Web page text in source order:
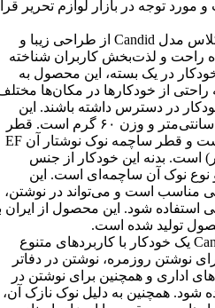
توجه در بازار لوازم تحریر
بسته 6 عددی خودکار سی.کلاس مدل Candid از طراحی زیبا و
راحت و لذت‌بخش کاربران شناخته
با داشتن 6 عدد خودکار در یک بسته، این محصول به
راحتی از خودکارها در مکان‌ها
در دسترس داشته باشند. این
خودکار دارای ابعاد ۱۵x۱x۱ سانتی‌متر و وزن ۶۰ گرم است. قطر
نوشتاری آن ۰.۵ میلی‌متر است و قطر ساچمه نوک نوشتار آن EF
و ۰.۵ میلی‌متر) است. بدنه این خودکار از جنس
نوک آن ساچمه‌ای است. این
مناسب است و می‌تواند در نوشتن،
استفاده شود. این محصول از ایران
تولید شده است.
خودکار سی کلاس مدل Candid یک خودکار با کاربردهای متنوع
نوشتن روزمره، نوشتن در دفاتر
اداری و همچنین برای نوشتن در
شود. همچنین به دلیل نوک نازک آن،